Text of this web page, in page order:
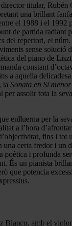
director titular,
una brillant
el 1988 i el 1992
de partida radiant
del repertori, el
sense solució
del piano de
constant
a aquella
, la Sonata en Si menor
per assolir tota la
enlluerna per la
a l’hora
fins i tot
una certa fredor i un
poètica i profunda
És un pianista
que potencia
Blanco, amb el